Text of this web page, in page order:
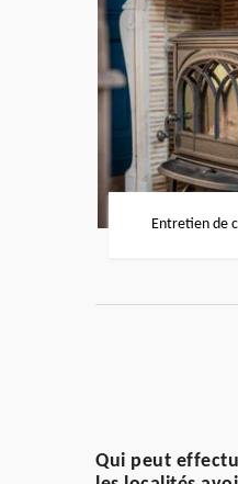
Entretien de
Qui peut